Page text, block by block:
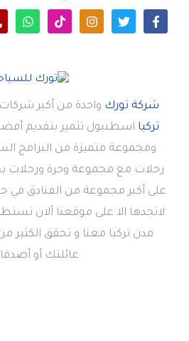
شركة تورك واحدة من أكبر
تركيا اسطنبول تتميز بتقديم
ومجموعة متميزة من البرامج
رحلات مع مجموعة وحرة ورحلات
على أكبر مجموعة من الفنادق في
لاتجدها الا على موقعنا ألان
مدن تركيا معنا و تحقق الكثير
عائلتك أو